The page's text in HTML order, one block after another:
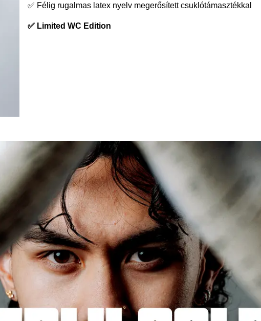
✅ Félig rugalmas latex nyelv megerősített csuklótámasztékkal
✅ Limited WC Edition